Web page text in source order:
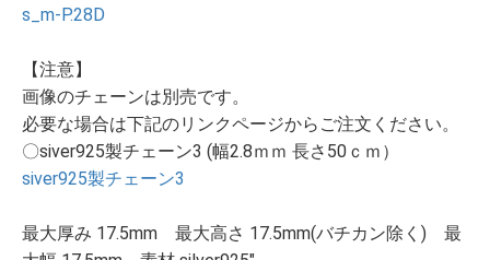
s_m-P.28D
【注意】
画像のチェーンは別売です。
必要な場合は下記のリンクページからご注文ください。
〇siver925製チェーン3 (幅2.8ｍｍ 長さ50ｃｍ）
siver925製チェーン3
最大厚み 17.5mm 最大高さ 17.5mm(バチカン除く) 最